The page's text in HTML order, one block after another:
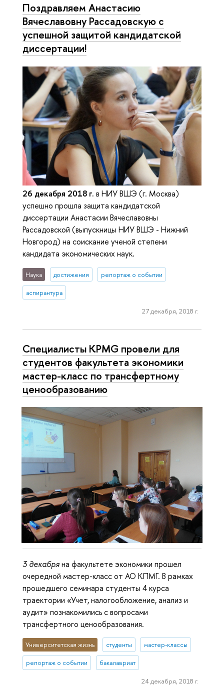
Поздравляем Анастасию
Вячеславовну Рассадовскую с
успешной защитой кандидатской
диссертации!
26 декабря 2018 г. в НИУ ВШЭ (г. Москва)
успешно прошла защита кандидатской
диссертации Анастасии Вячеславовны
Рассадовской (выпускницы НИУ ВШЭ - Нижний
Новгород) на соискание ученой степени
кандидата экономических наук.
Наука достижения репортаж о событии
аспирантура
27 декабря, 2018 г.
Специалисты KPMG провели для
студентов факультета экономики
мастер-класс по трансфертному
ценообразованию
3 декабряна факультете экономики прошел
очередной мастер-класс от АО КПМГ. В рамках
прошедшего семинара студенты 4 курса
траектории «Учет, налогообложение, анализ и
аудит» познакомились с вопросами
трансфертного ценообразования.
Университетская жизнь студенты мастер-классы
репортаж о событии бакалавриат
24 декабря, 2018 г.